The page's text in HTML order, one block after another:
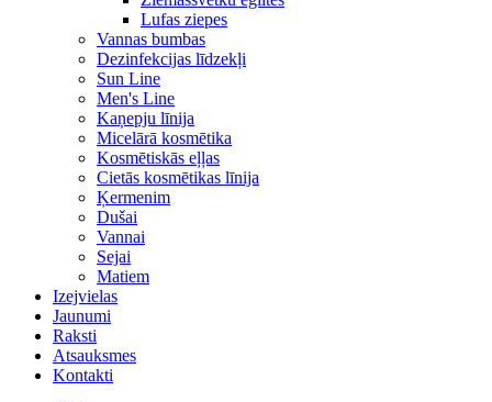
Lufas ziepes
Vannas bumbas
Dezinfekcijas līdzekļi
Sun Line
Men's Line
Kaņepju līnija
Micelārā kosmētika
Kosmētiskās eļļas
Cietās kosmētikas līnija
Ķermenim
Dušai
Vannai
Sejai
Matiem
Izejvielas
Jaunumi
Raksti
Atsauksmes
Kontakti